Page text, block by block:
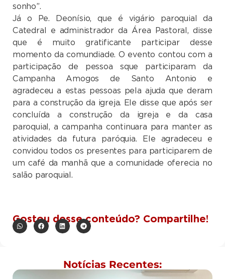
sonho”.
Já o Pe. Deonísio, que é vigário paroquial da
Catedral e administrador da Área Pastoral, disse
que é muito gratificante participar desse
momento da comundiade. O evento contou com a
participação de pessoa sque participaram da
Campanha Amogos de Santo Antonio e
agradeceu a estas pessoas pela ajuda que deram
para a construção da igreja. Ele disse que após ser
concluída a construção da igreja e da casa
paroquial, a campanha continuara para manter as
atividades da futura paróquia. Ele agradeceu e
convidou todos os presentes para participarem de
um café da manhã que a comunidade oferecia no
salão paroquial.
Gostou desse conteúdo? Compartilhe!
Notícias Recentes: